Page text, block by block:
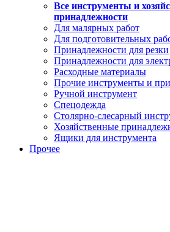
Все инструменты и
принадлежности
Для малярных работ
Для подготовительных
Принадлежности для резки
Принадлежности для
Расходные материалы
Прочие инструменты и
Ручной инструмент
Спецодежда
Столярно-слесарный
Хозяйственные
Ящики для инструмента
Прочее